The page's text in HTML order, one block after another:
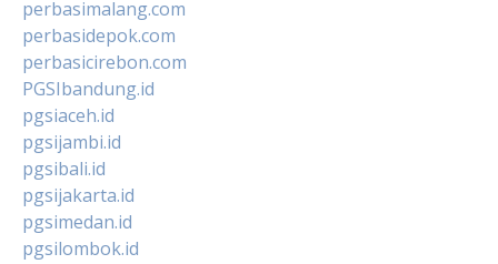
perbasimalang.com
perbasidepok.com
perbasicirebon.com
PGSIbandung.id
pgsiaceh.id
pgsijambi.id
pgsibali.id
pgsijakarta.id
pgsimedan.id
pgsilombok.id